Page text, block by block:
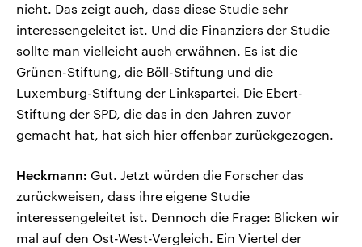
nicht. Das zeigt auch, dass diese Studie sehr
interessengeleitet ist. Und die Finanziers der Studie
sollte man vielleicht auch erwähnen. Es ist die
Grünen-Stiftung, die Böll-Stiftung und die
Luxemburg-Stiftung der Linkspartei. Die Ebert-
Stiftung der SPD, die das in den Jahren zuvor
gemacht hat, hat sich hier offenbar zurückgezogen.
Heckmann: Gut. Jetzt würden die Forscher das
zurückweisen, dass ihre eigene Studie
interessengeleitet ist. Dennoch die Frage: Blicken wir
mal auf den Ost-West-Vergleich. Ein Viertel der